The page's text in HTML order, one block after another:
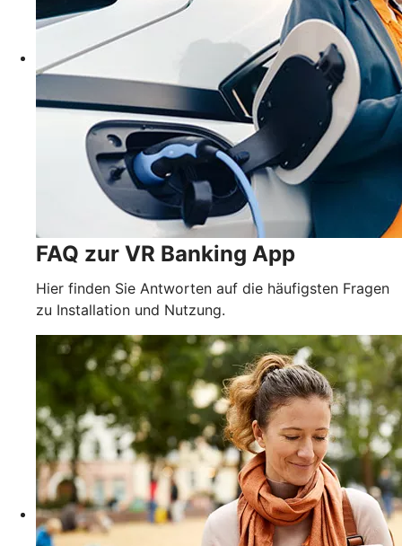
FAQ zur VR Banking App
Hier finden Sie Antworten auf die häufigsten Fragen
zu Installation und Nutzung.